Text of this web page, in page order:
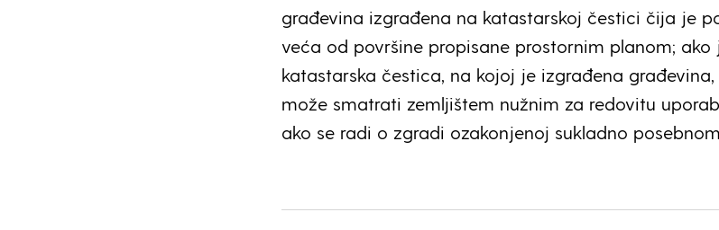
građevina izgrađena na katastarskoj čestici čija je
veća od površine propisane prostornim planom; ako
katastarska čestica, na kojoj je izgrađena
može smatrati zemljištem nužnim za redovitu
ako se radi o zgradi ozakonjenoj sukladno